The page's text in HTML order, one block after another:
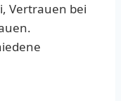
Vertrauen bei